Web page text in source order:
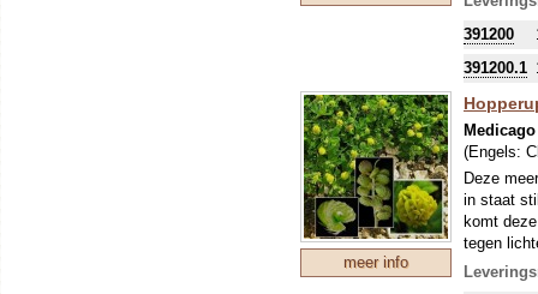
liefst niet
Vanwege
Let op: bij
worden;
ontstaan
dosering
Om uw
zo'n
sommige
391200
391200.1
meer info
(Engels:
Deze
in staat
komt
tegen
Om uw